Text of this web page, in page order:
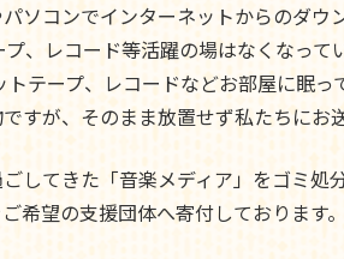
ソコンでインターネットからのダウ
、レコード等活躍の場はなくなって
テープ、レコードなどお部屋に眠っ
すが、そのまま放置せず私たちにお
してきた「音楽メディア」をゴミ処
希望の支援団体へ寄付しております。